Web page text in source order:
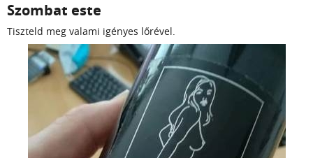
Szombat este
Tiszteld meg valami igényes lőrével.